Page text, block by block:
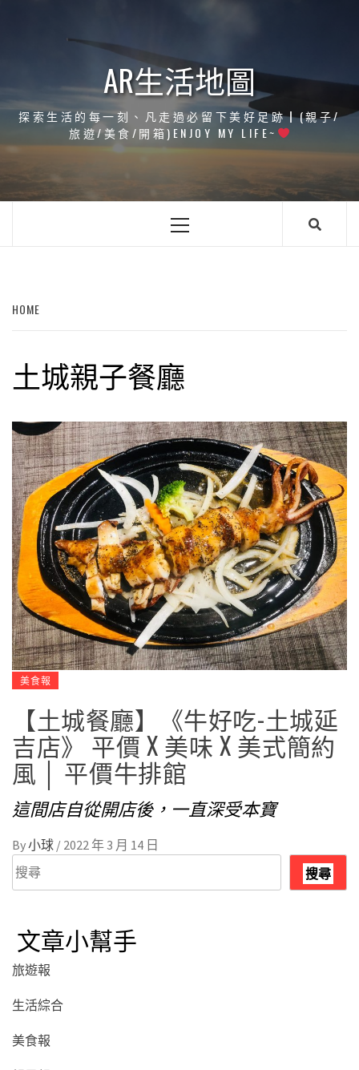
AR生活地圖
探索生活的每一刻、凡走過必留下美好足跡┃(親子/
旅遊/美食/開箱)ENJOY MY LIFE~
Primary
HOME
土城親子餐廳
美食報
【土城餐廳】《牛好吃-土城延
吉店》 平價 X 美味 X 美式簡約
風 │ 平價牛排館
這間店自從開店後，一直深受本寶
By小球 / 2022 年 3 月 14 日
搜
尋
搜尋
文章小幫手
旅遊報
生活綜合
美食報